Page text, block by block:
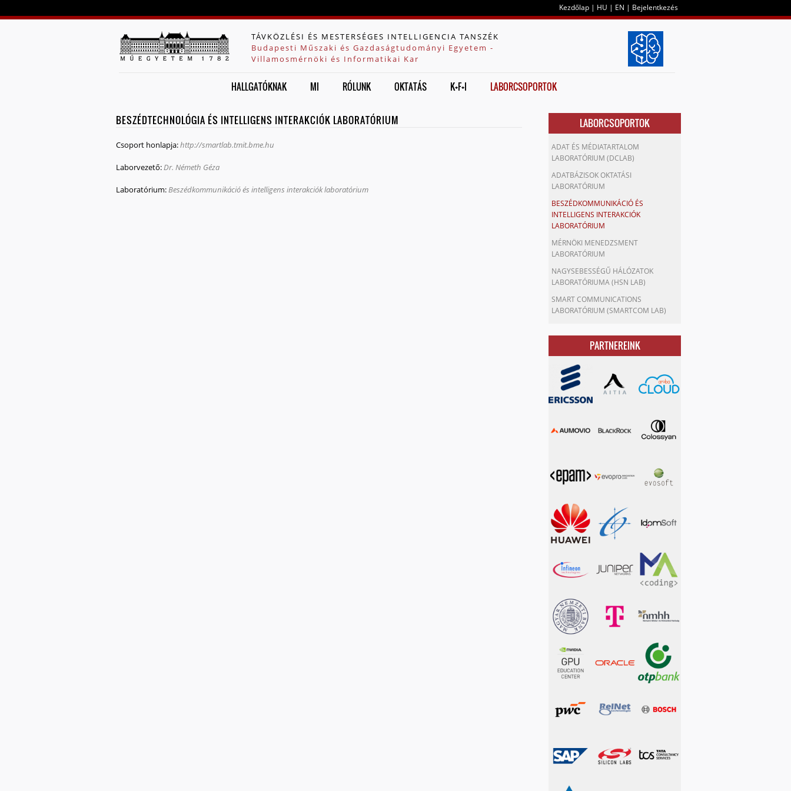
Kezdőlap | HU | EN | Bejelentkezés
TÁVKÖZLÉSI ÉS MESTERSÉGES INTELLIGENCIA TANSZÉK
Budapesti Műszaki és Gazdaságtudományi Egyetem -
Villamosmérnöki és Informatikai Kar
HALLGATÓKNAK MI RÓLUNK OKTATÁS K+F+I LABORCSOPORTOK
BESZÉDTECHNOLÓGIA ÉS INTELLIGENS INTERAKCIÓK LABORATÓRIUM
Csoport honlapja:http://smartlab.tmit.bme.hu
Laborvezető:Dr. Németh Géza
Laboratórium:Beszédkommunikáció és intelligens interakciók laboratórium
LABORCSOPORTOK
ADAT ÉS MÉDIATARTALOM
LABORATÓRIUM (DCLAB)
ADATBÁZISOK OKTATÁSI
LABORATÓRIUM
BESZÉDKOMMUNIKÁCIÓ ÉS
INTELLIGENS INTERAKCIÓK
LABORATÓRIUM
MÉRNÖKI MENEDZSMENT
LABORATÓRIUM
NAGYSEBESSÉGŰ HÁLÓZATOK
LABORATÓRIUMA (HSN LAB)
SMART COMMUNICATIONS
LABORATÓRIUM (SMARTCOM LAB)
PARTNEREINK